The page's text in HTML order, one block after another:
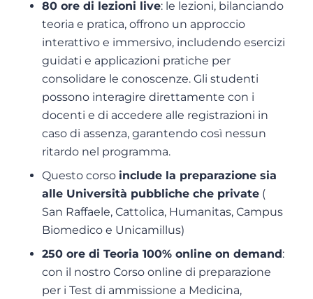
80 ore di lezioni live: le lezioni, bilanciando
teoria e pratica, offrono un approccio
interattivo e immersivo, includendo esercizi
guidati e applicazioni pratiche per
consolidare le conoscenze. Gli studenti
possono interagire direttamente con i
docenti e di accedere alle registrazioni in
caso di assenza, garantendo così nessun
ritardo nel programma.
Questo corso include la preparazione sia
alle Università pubbliche che private (
San Raffaele, Cattolica, Humanitas, Campus
Biomedico e Unicamillus)
250 ore di Teoria 100% online on demand:
con il nostro Corso online di preparazione
per i Test di ammissione a Medicina,